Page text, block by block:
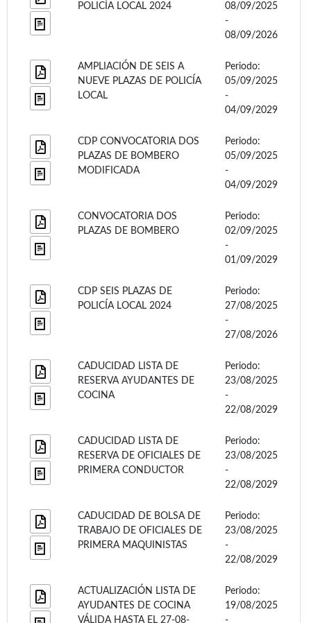
POLICÍA LOCAL 2024
08/09/2025
-
08/09/2026
AMPLIACIÓN DE SEIS A
NUEVE PLAZAS DE POLICÍA
LOCAL
Periodo:
05/09/2025
-
04/09/2029
CDP CONVOCATORIA DOS
PLAZAS DE BOMBERO
MODIFICADA
Periodo:
05/09/2025
-
04/09/2029
CONVOCATORIA DOS
PLAZAS DE BOMBERO
Periodo:
02/09/2025
-
01/09/2029
CDP SEIS PLAZAS DE
POLICÍA LOCAL 2024
Periodo:
27/08/2025
-
27/08/2026
CADUCIDAD LISTA DE
RESERVA AYUDANTES DE
COCINA
Periodo:
23/08/2025
-
22/08/2029
CADUCIDAD LISTA DE
RESERVA DE OFICIALES DE
PRIMERA CONDUCTOR
Periodo:
23/08/2025
-
22/08/2029
CADUCIDAD DE BOLSA DE
TRABAJO DE OFICIALES DE
PRIMERA MAQUINISTAS
Periodo:
23/08/2025
-
22/08/2029
ACTUALIZACIÓN LISTA DE
AYUDANTES DE COCINA
VÁLIDA HASTA EL 27-08-
Periodo:
19/08/2025
-